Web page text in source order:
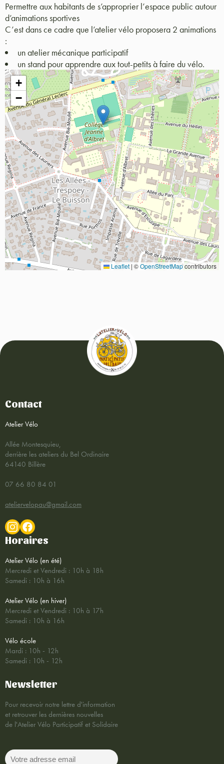
Permettre aux habitants de s’approprier l’espace public autour
d’animations sportives
C’est dans ce cadre que l’atelier vélo proposera 2 animations
:
un atelier mécanique participatif
un stand pour apprendre aux tout-petits à faire du vélo.
+
−
Leaflet | ©OpenStreetMapcontributors
Contact
Atelier Vélo
Allée Montesquieu,
derrière les ateliers du Bel Ordinaire
64140 Billère
07 66 80 84 01
ateliervelopau@gmail.com
Horaires
Atelier Vélo (en été)
Mercredi et Vendredi : 10h à 18h
Samedi : 10h à 16h
Atelier Vélo (en hiver)
Mercredi et Vendredi : 10h à 17h
Samedi : 10h à 16h
Vélo école
Mardi : 10h - 12h
Samedi : 10h - 12h
Newsletter
Pour recevoir notre lettre d'information
et retrouver les dernières nouvelles
de l'Atelier Vélo Participatif et Solidaire